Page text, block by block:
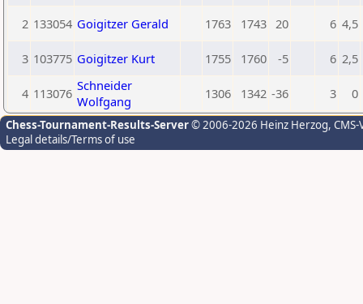
2 133054 Goigitzer Gerald 1763 1743 20 6 4,5
3 103775 Goigitzer Kurt 1755 1760 -5 6 2,5
4 113076 Schneider
Wolfgang
1306 1342 -36 3 0
Chess-Tournament-Results-Server© 2006-2026 Heinz Herzog,
Legal details/Terms of use